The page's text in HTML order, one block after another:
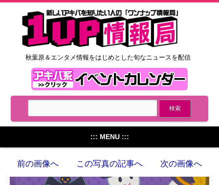
秋葉原＆エンタメ情報をはじめとした旬なニュースを配信
::: MENU :::
前の画像へ この写真の記事へ 次の画像へ